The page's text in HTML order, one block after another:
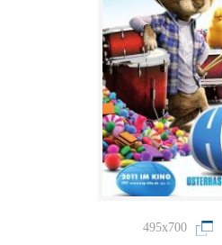
495x700